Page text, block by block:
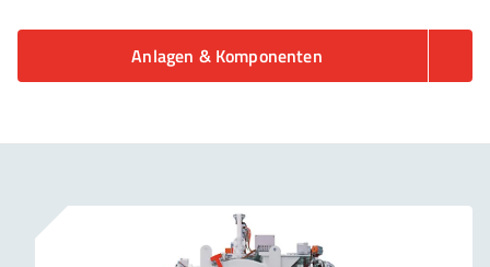
Anlagen & Komponenten